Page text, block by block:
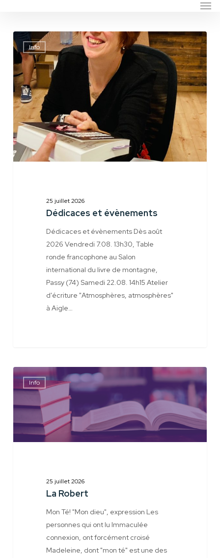
main
content Info
Dédicaces
et
évènements
25 juillet 2026
Dédicaces et évènements
Dédicaces et évènements Dès août
2026 Vendredi 7.08. 13h30, Table
ronde francophone au Salon
international du livre de montagne,
Passy (74) Samedi 22.08. 14h15 Atelier
d'écriture "Atmosphères, atmosphères"
à Aigle…
Info
La
Robert
25 juillet 2026
La Robert
Mon Té! "Mon dieu", expression Les
personnes qui ont lu Immaculée
connexion, ont forcément croisé
Madeleine, dont "mon té" est une des